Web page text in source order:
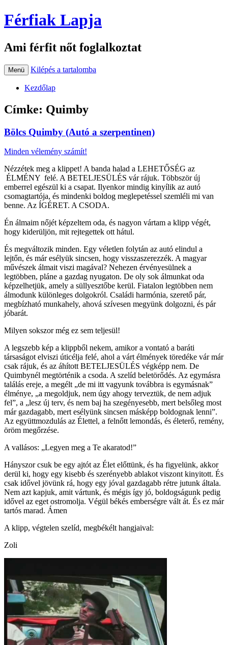
Férfiak Lapja
Ami férfit nőt foglalkoztat
Menü Kilépés a tartalomba
Kezdőlap
Címke: Quimby
Bölcs Quimby (Autó a szerpentinen)
Minden vélemény számít!
Nézzétek meg a klippet! A banda halad a LEHETŐSÉG az
ÉLMÉNY felé. A BETELJESÜLÉS vár rájuk. Többször új
emberrel egészül ki a csapat. Ilyenkor mindig kinyílik az autó
csomagtartója, és mindenki boldog meglepetéssel szemléli mi van
benne. Az ÍGÉRET. A CSODA.
Én álmaim nőjét képzeltem oda, és nagyon vártam a klipp végét,
hogy kiderüljön, mit rejtegettek ott hátul.
És megváltozik minden. Egy véletlen folytán az autó elindul a
lejtőn, és már esélyük sincsen, hogy visszaszerezzék. A magyar
művészek álmait viszi magával? Nehezen érvényesülnek a
legtöbben, pláne a gazdag nyugaton. De oly sok álmunkat oda
képzelhetjük, amely a süllyesztőbe kerül. Fiatalon legtöbben nem
álmodunk különleges dolgokról. Családi harmónia, szerető pár,
megbízható munkahely, ahová szívesen megyünk dolgozni, és pár
jóbarát.
Milyen sokszor még ez sem teljesül!
A legszebb kép a klippből nekem, amikor a vontató a baráti
társaságot elviszi úticélja felé, ahol a várt élmények töredéke vár már
csak rájuk, és az áhított BETELJESÜLÉS végképp nem. De
Quimbynél megtörténik a csoda. A szelíd beletörődés. Az egymásra
találás ereje, a megélt „de mi itt vagyunk továbbra is egymásnak”
élménye, „a megoldjuk, nem úgy ahogy terveztük, de nem adjuk
fel”, a „lesz új terv, és nem baj ha szegényesebb, mert belsőleg most
már gazdagabb, mert esélyünk sincsen másképp boldognak lenni”.
Az együttmozdulás az Élettel, a felnőtt lemondás, és életerő, remény,
öröm megőrzése.
A vallásos: „Legyen meg a Te akaratod!”
Hányszor csuk be egy ajtót az Élet előttünk, és ha figyelünk, akkor
derül ki, hogy egy kisebb és szerényebb ablakot viszont kinyitott. És
csak idővel jövünk rá, hogy egy jóval gazdagabb rétre jutunk általa.
Nem azt kapjuk, amit vártunk, és mégis így jó, boldogságunk pedig
idővel az eget ostromolja. Végül békés emberségre vált át. És ez már
tartós marad. Ámen
A klipp, végtelen szelíd, megbékélt hangjaival:
Zoli